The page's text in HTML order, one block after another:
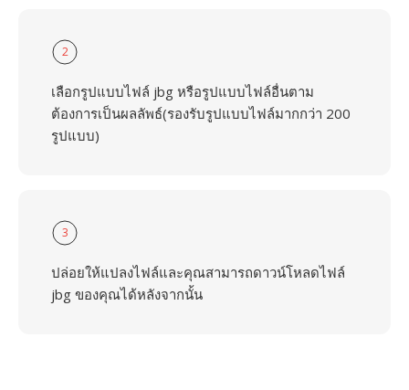
2
เลือกรูปแบบไฟล์ jbg หรือรูปแบบไฟล์อื่นตาม
ต้องการเป็นผลลัพธ์(รองรับรูปแบบไฟล์มากกว่า 200
รูปแบบ)
3
ปล่อยให้แปลงไฟล์และคุณสามารถดาวน์โหลดไฟล์
jbg ของคุณได้หลังจากนั้น